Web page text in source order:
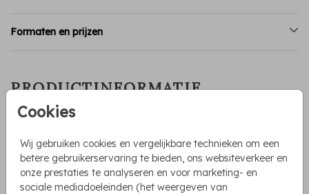
Cookies
Wij gebruiken cookies en vergelijkbare technieken om een
betere gebruikerservaring te bieden, ons websiteverkeer en
onze prestaties te analyseren en voor marketing- en
sociale mediadoeleinden (het weergeven van
Formaten en prijzen
PRODUCTINFORMATIE
OMSCHRIJVING
Lief geboortekaartje voor een meisje. Het enkele kaartje
bevat bloemen in groene, gele en roze tinten en in het
midden staat een initiaal. De ronde hoeken maken het
kaartje extra zacht.